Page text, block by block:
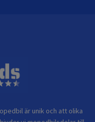
är unik och att olika